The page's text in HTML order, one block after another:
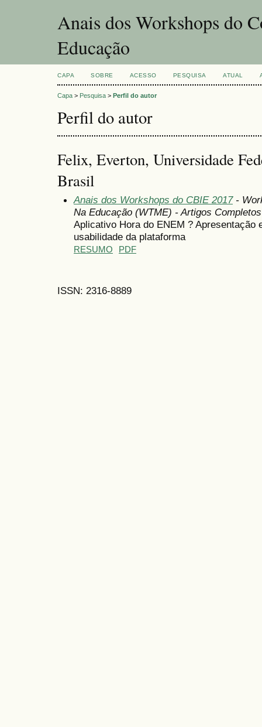
Anais dos Workshops do
Educação
CAPA SOBRE ACESSO PESQUISA ATUAL
Capa > Pesquisa > Perfil do autor
Perfil do autor
Felix, Everton, Universidade
Brasil
Anais dos Workshops do CBIE 2017-
Na Educação (WTME) - Artigos Completos
Aplicativo Hora do ENEM ? Apresentação
usabilidade da plataforma
RESUMO PDF
ISSN: 2316-8889